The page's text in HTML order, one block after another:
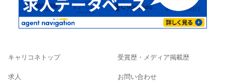
キャリコネトップ
求人
受賞歴・メディア掲載歴
お問い合わせ